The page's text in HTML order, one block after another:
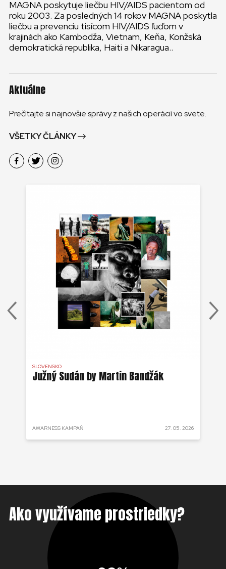
MAGNA poskytuje liečbu HIV/AIDS pacientom od
roku 2003. Za posledných 14 rokov MAGNA poskytla
liečbu a prevenciu tisícom HIV/AIDS ľuďom v
krajinách ako Kambodža, Vietnam, Keňa, Konžská
demokratická republika, Haiti a Nikaragua..
Aktuálne
Prečítajte si najnovšie správy z našich operácií vo svete.
VŠETKY ČLÁNKY
SLOVENSKO
Južný Sudán by Martin Bandžák
AWARNESS KAMPAŇ 27. 05. 2026
Ako využívame prostriedky?